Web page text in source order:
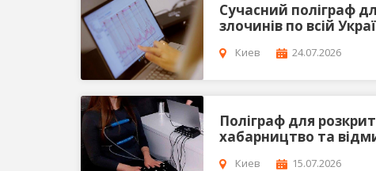
Сучасний поліграф
злочинів по всій
Киев 24.07.2026
Поліграф для
хабарництво та
Киев 15.07.2026